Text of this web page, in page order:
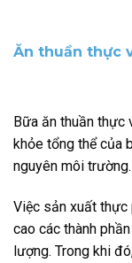
Ăn thuần thực
Bữa ăn thuần
khỏe tổng thể của
nguyên môi trường.
Việc sản xuất
cao các thành
lượng. Trong khi